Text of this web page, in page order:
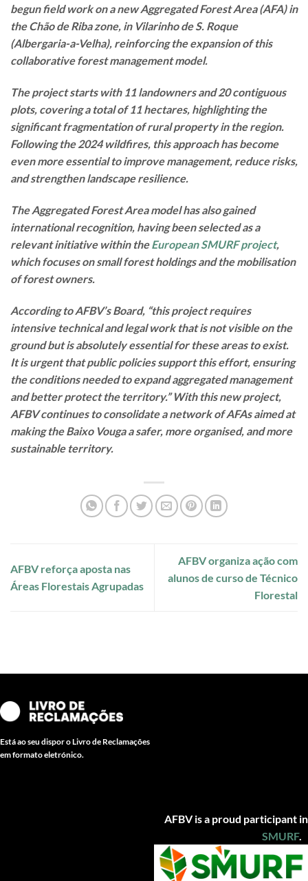
begun field work on a new Aggregated Forest Area (AFA) in
the Chão de Riba zone, in Vilarinho de S. Roque
(Albergaria-a-Velha), reinforcing the expansion of this
collaborative forest management model.
The project starts with 11 landowners and 20 contiguous
plots, covering a total of 11 hectares, highlighting the
significant fragmentation of rural property in the region.
Following the 2024 wildfires, this approach has become
even more essential to improve management, reduce risks,
and strengthen landscape resilience.
The Aggregated Forest Area model has also gained
international recognition, having been selected as a
relevant initiative within theEuropean SMURF project,
which focuses on small forest holdings and the mobilisation
of forest owners.
According to AFBV’s Board, “this project requires
intensive technical and legal work that is not visible on the
ground but is absolutely essential for these areas to exist.
It is urgent that public policies support this effort, ensuring
the conditions needed to expand aggregated management
and better protect the territory.” With this new project,
AFBV continues to consolidate a network of AFAs aimed at
making the Baixo Vouga a safer, more organised, and more
sustainable territory.
AFBV reforça aposta nas
Áreas Florestais Agrupadas
AFBV organiza ação com
alunos de curso de Técnico
Florestal
Está ao seu dispor o Livro de Reclamações
em formato eletrónico.
AFBV is a proud participant in
SMURF.